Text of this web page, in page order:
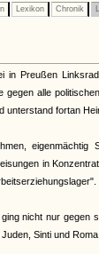
Lexikon Chronik
in Preußen
alle
unterstand fortan
eigenmächtig
in
nicht nur gegen
Sinti und